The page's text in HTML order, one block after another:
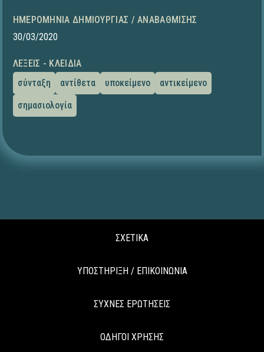
ΗΜΕΡΟΜΗΝΊΑ ΔΗΜΙΟΥΡΓΊΑΣ / ΑΝΑΒΆΘΜΙΣΗΣ
30/03/2020
ΛΈΞΕΙΣ - ΚΛΕΙΔΙΆ
σύνταξη
αντίθετα υποκείμενο
αντικείμενο
σημασιολογία
ΣΧΕΤΙΚΑ
ΥΠΟΣΤΗΡΙΞΗ / ΕΠΙΚΟΙΝΩΝΙΑ
ΣΥΧΝΕΣ ΕΡΩΤΗΣΕΙΣ
ΟΔΗΓΟΙ ΧΡΗΣΗΣ